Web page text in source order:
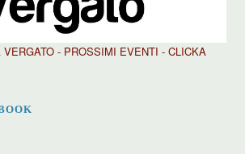
- PROSSIMI EVENTI - CLICKA